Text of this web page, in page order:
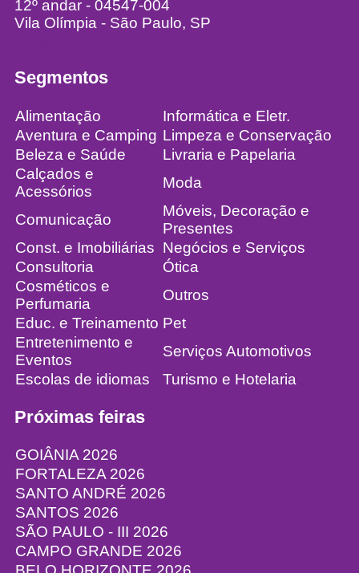
12º andar - 04547-004
Vila Olímpia - São Paulo, SP
Segmentos
Alimentação
Informática e Eletr.
Aventura e Camping Limpeza e Conservação
Beleza e Saúde
Livraria e Papelaria
Calçados e
Acessórios
Moda
Comunicação
Móveis, Decoração e
Presentes
Const. e Imobiliárias Negócios e Serviços
Consultoria
Ótica
Cosméticos e
Perfumaria
Outros
Educ. e Treinamento Pet
Entretenimento e
Eventos
Serviços Automotivos
Escolas de idiomas
Turismo e Hotelaria
Próximas feiras
GOIÂNIA 2026
FORTALEZA 2026
SANTO ANDRÉ 2026
SANTOS 2026
SÃO PAULO - III 2026
CAMPO GRANDE 2026